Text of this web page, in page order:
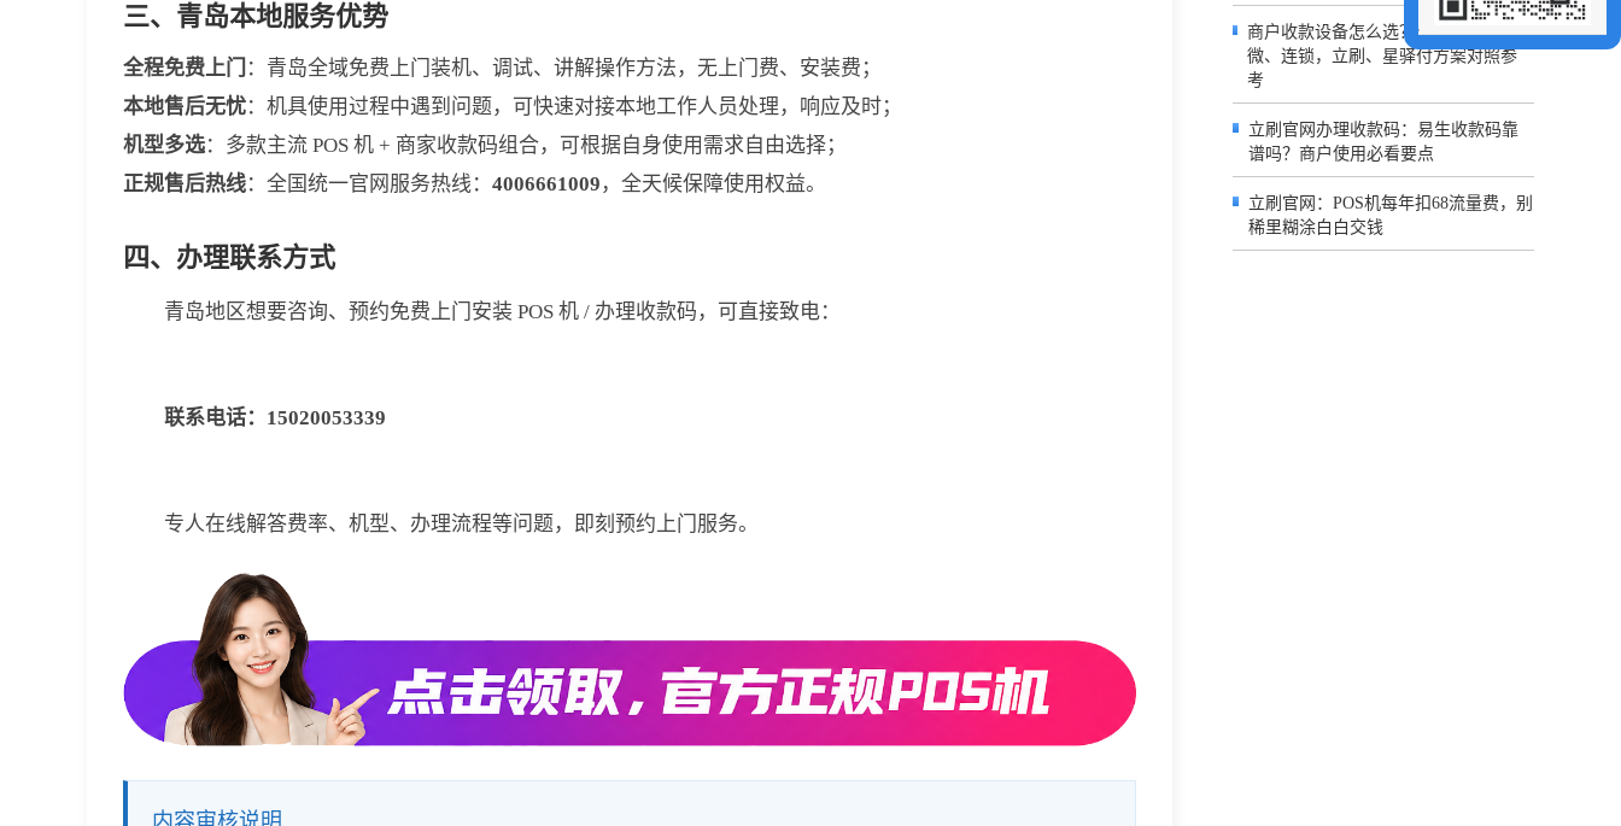
三、青岛本地服务优势
全程免费上门 ：青岛全域免费上门装机、调试、讲解操作方法，无上门费、安装费；
本地售后无忧：机具使用过程中遇到问题，可快速对接本地工作人员处理，响应及时；
机型多选：多款主流 POS 机 + 商家收款码组合，可根据自身使用需求自由选择；
正规售后热线：全国统一官网服务热线： 4006661009 ，全天候保障使用权益。
四、办理联系方式
青岛地区想要咨询、预约免费上门安装 POS 机 / 办理收款码，可直接致电：
联系电话：15020053339
专人在线解答费率、机型、办理流程等问题，即刻预约上门服务。
商户收款设备怎么选？分清实体、小
微、连锁，立刷、星驿付方案对照参
考
立刷官网办理收款码：易生收款码靠
谱吗？商户使用必看要点
立刷官网：POS机每年扣68流量费，别
稀里糊涂白白交钱